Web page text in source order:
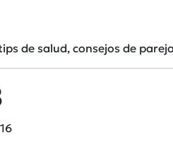
de salud, consejos de